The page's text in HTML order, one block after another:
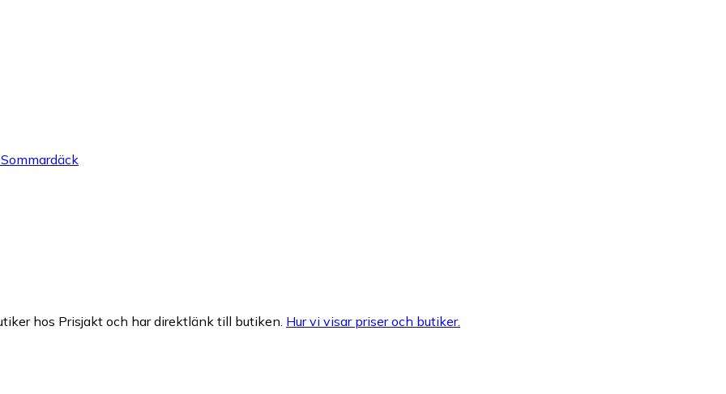
hos Prisjakt och har direktlänk till butiken. Hur vi visar priser och butiker.